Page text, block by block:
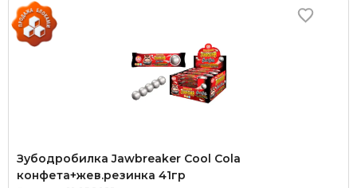
Зубодробилка Jawbreaker Cool Cola
конфета+жев.резинка 41гр